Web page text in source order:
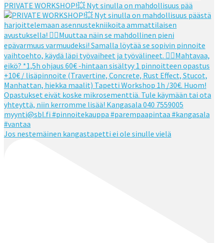
PRIVATE WORKSHOP!💥 Nyt sinulla on mahdollisuus pää
Jos nestemäinen kangastapetti ei ole sinulle vielä